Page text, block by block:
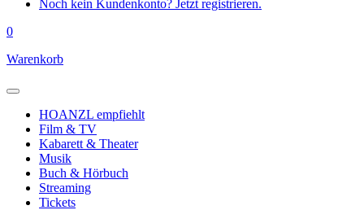
Noch kein Kundenkonto? Jetzt registrieren.
0
Warenkorb
HOANZL empfiehlt
Film & TV
Kabarett & Theater
Musik
Buch & Hörbuch
Streaming
Tickets